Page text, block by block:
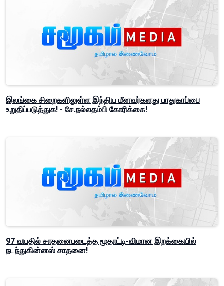
இலங்கை சிறைகளிலுள்ள இந்திய மீனவர்களது பாதுகாப்பை
உறுதிப்படுத்துக! - சே.நல்லதம்பி கோரிக்கை!
97 வயதில் சாதனைபடைத்த மூதாட்டி-விமான இறக்கையில்
நடந்துகின்னஸ் சாதனை!